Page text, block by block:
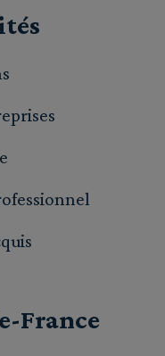
France